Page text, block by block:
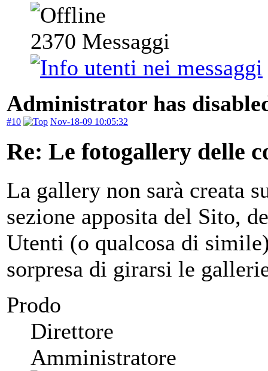
2370 Messaggi
Administrator has
#10 Nov-18-09 10:05:32
Re: Le fotogallery delle
La gallery non sarà creata
sezione apposita del Sito,
Utenti (o qualcosa di
sorpresa di girarsi le
Prodo
Direttore
Amministratore